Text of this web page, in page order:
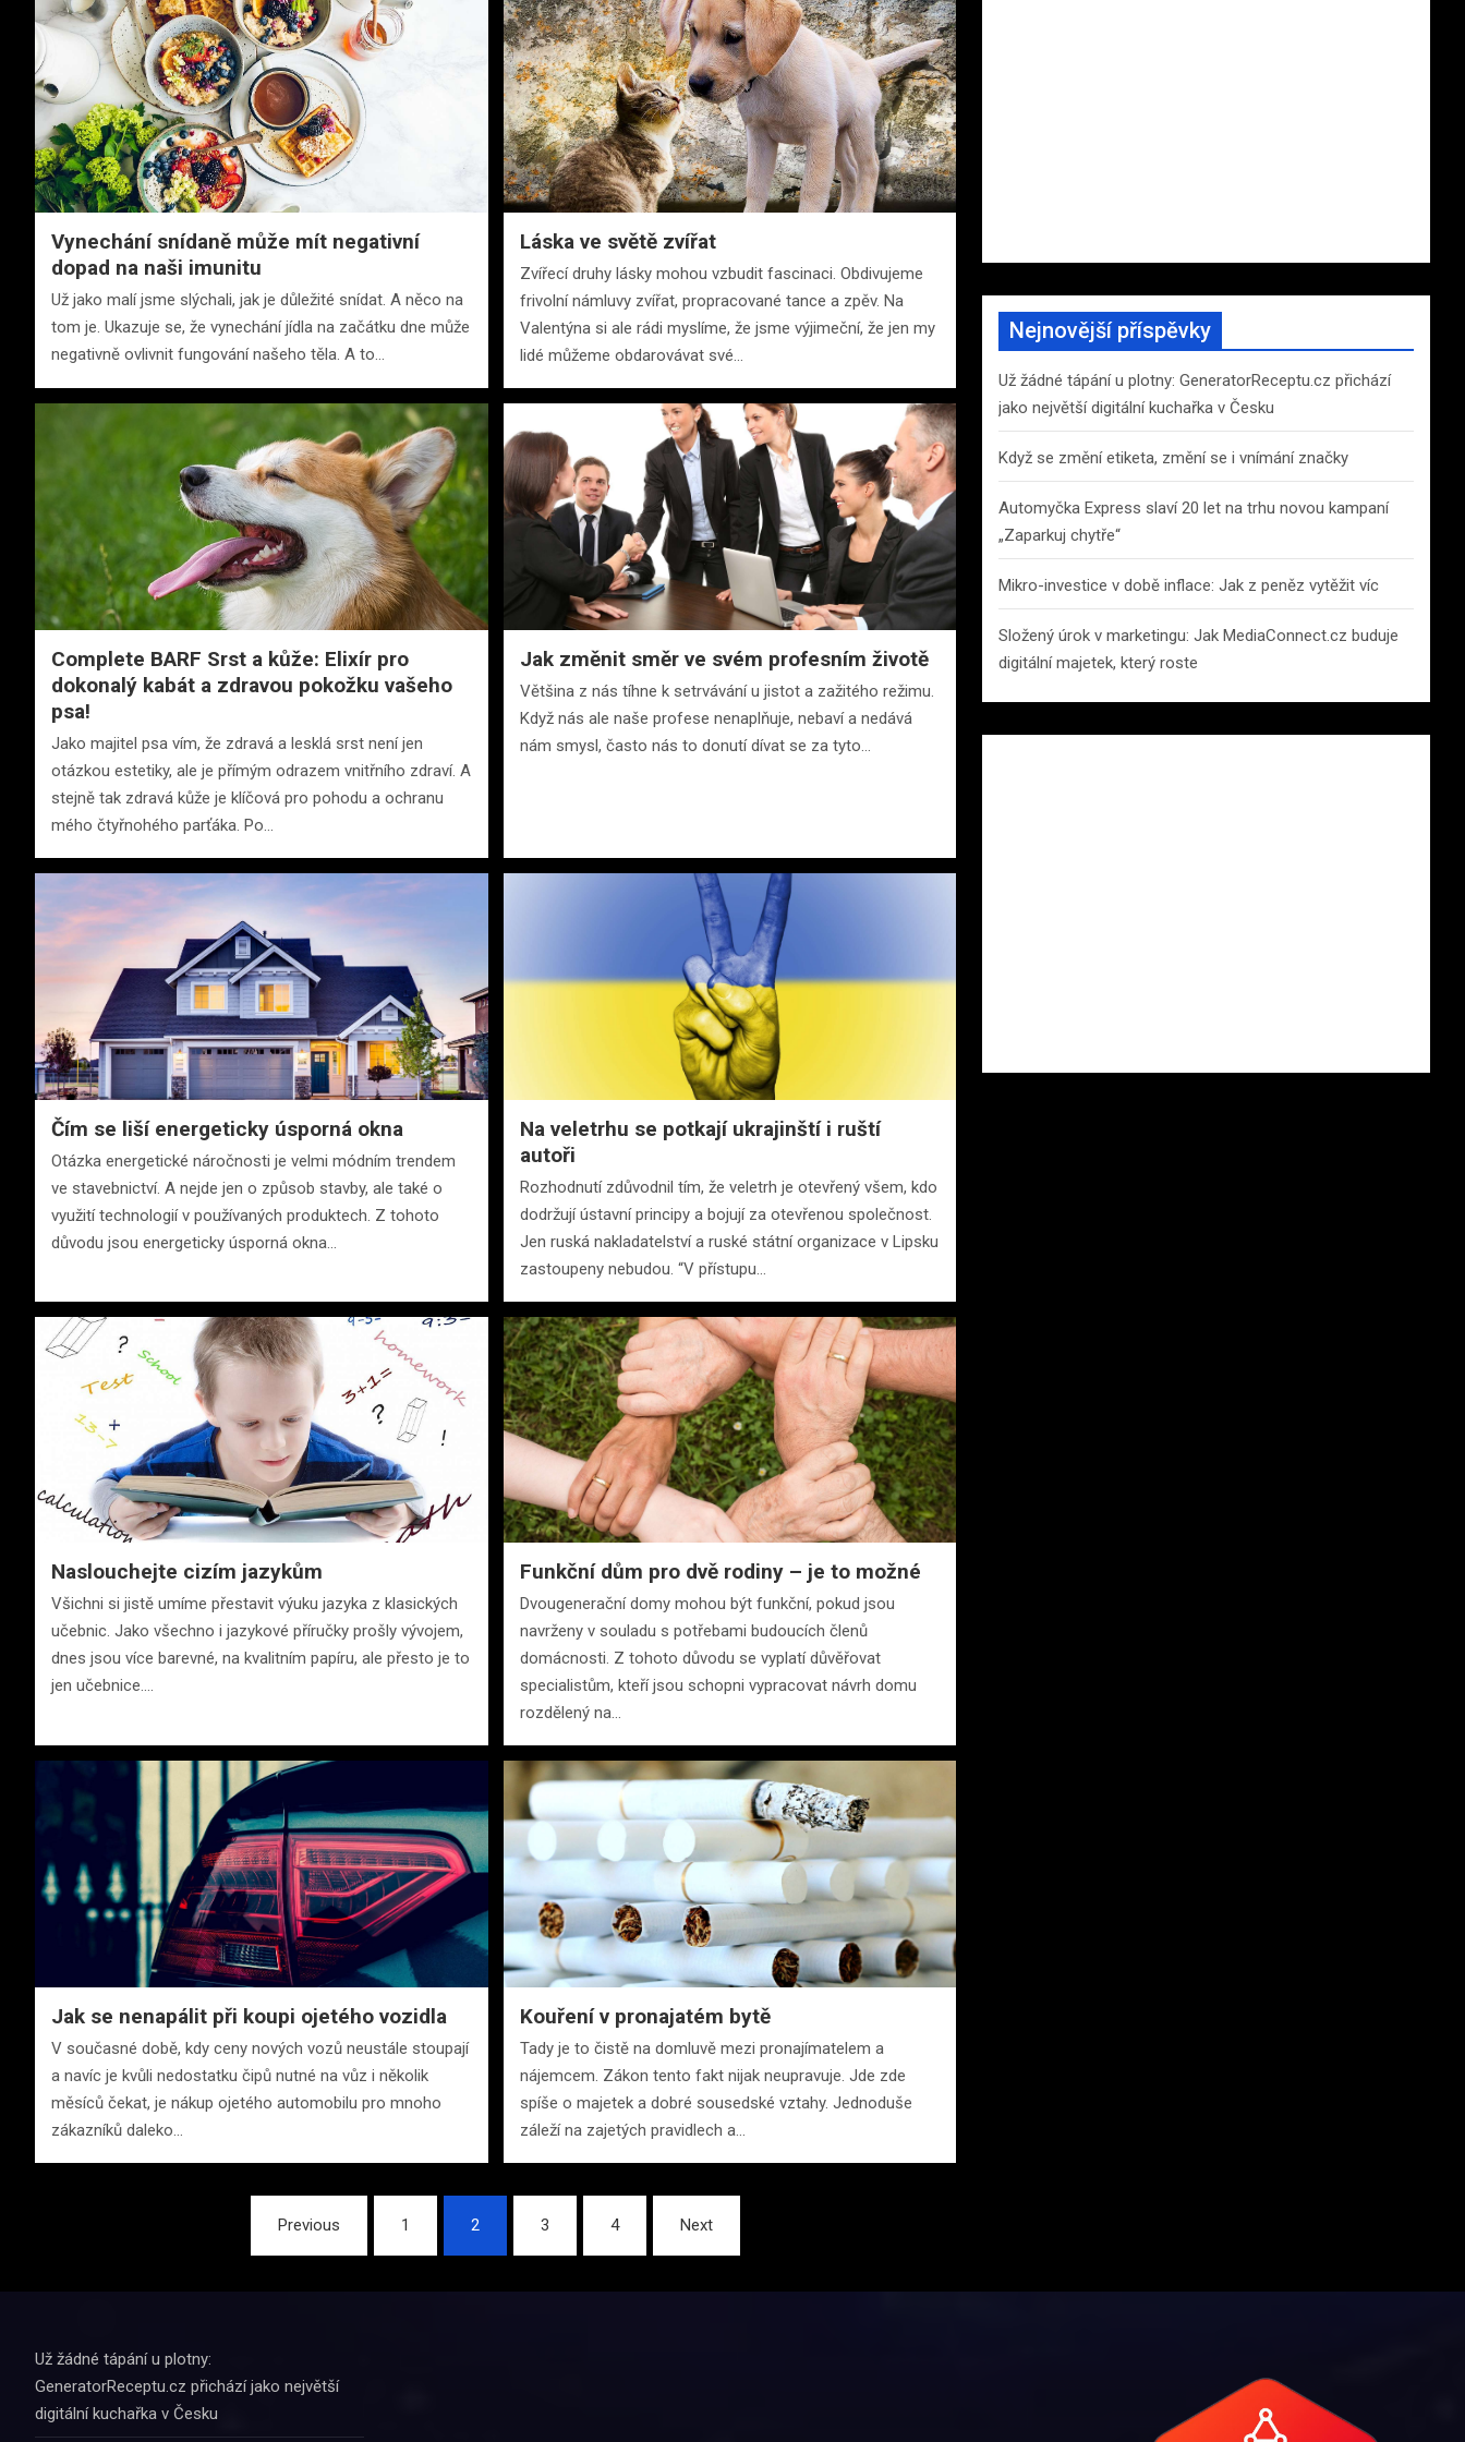
Vynechání snídaně může mít negativní
dopad na naši imunitu
Už jako malí jsme slýchali, jak je důležité snídat. A něco na
tom je. Ukazuje se, že vynechání jídla na začátku dne může
negativně ovlivnit fungování našeho těla. A to…
Láska ve světě zvířat
Zvířecí druhy lásky mohou vzbudit fascinaci. Obdivujeme
frivolní námluvy zvířat, propracované tance a zpěv. Na
Valentýna si ale rádi myslíme, že jsme výjimeční, že jen my
lidé můžeme obdarovávat své…
Complete BARF Srst a kůže: Elixír pro
dokonalý kabát a zdravou pokožku vašeho
psa!
Jako majitel psa vím, že zdravá a lesklá srst není jen
otázkou estetiky, ale je přímým odrazem vnitřního zdraví. A
stejně tak zdravá kůže je klíčová pro pohodu a ochranu
mého čtyřnohého parťáka. Po…
Jak změnit směr ve svém profesním životě
Většina z nás tíhne k setrvávání u jistot a zažitého režimu.
Když nás ale naše profese nenaplňuje, nebaví a nedává
nám smysl, často nás to donutí dívat se za tyto…
Čím se liší energeticky úsporná okna
Otázka energetické náročnosti je velmi módním trendem
ve stavebnictví. A nejde jen o způsob stavby, ale také o
využití technologií v používaných produktech. Z tohoto
důvodu jsou energeticky úsporná okna…
Na veletrhu se potkají ukrajinští i ruští
autoři
Rozhodnutí zdůvodnil tím, že veletrh je otevřený všem, kdo
dodržují ústavní principy a bojují za otevřenou společnost.
Jen ruská nakladatelství a ruské státní organizace v Lipsku
zastoupeny nebudou. “V přístupu…
Naslouchejte cizím jazykům
Všichni si jistě umíme přestavit výuku jazyka z klasických
učebnic. Jako všechno i jazykové příručky prošly vývojem,
dnes jsou více barevné, na kvalitním papíru, ale přesto je to
jen učebnice.…
Funkční dům pro dvě rodiny – je to možné
Dvougenerační domy mohou být funkční, pokud jsou
navrženy v souladu s potřebami budoucích členů
domácnosti. Z tohoto důvodu se vyplatí důvěřovat
specialistům, kteří jsou schopni vypracovat návrh domu
rozdělený na…
Jak se nenapálit při koupi ojetého vozidla
V současné době, kdy ceny nových vozů neustále stoupají
a navíc je kvůli nedostatku čipů nutné na vůz i několik
měsíců čekat, je nákup ojetého automobilu pro mnoho
zákazníků daleko…
Kouření v pronajatém bytě
Tady je to čistě na domluvě mezi pronajímatelem a
nájemcem. Zákon tento fakt nijak neupravuje. Jde zde
spíše o majetek a dobré sousedské vztahy. Jednoduše
záleží na zajetých pravidlech a…
Previous 1 2 3 4 Next
Nejnovější příspěvky
Už žádné tápání u plotny: GeneratorReceptu.cz přichází
jako největší digitální kuchařka v Česku
Když se změní etiketa, změní se i vnímání značky
Automyčka Express slaví 20 let na trhu novou kampaní
„Zaparkuj chytře“
Mikro-investice v době inflace: Jak z peněz vytěžit víc
Složený úrok v marketingu: Jak MediaConnect.cz buduje
digitální majetek, který roste
Už žádné tápání u plotny:
GeneratorReceptu.cz přichází jako největší
digitální kuchařka v Česku